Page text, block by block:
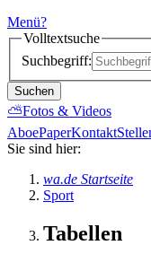
Menü?
Volltextsuche
Suchbegriff:
Suchen
⛅Fotos & Videos
AboePaperKontakt
Sie sind hier:
wa.de Startseite
Sport
Tabellen